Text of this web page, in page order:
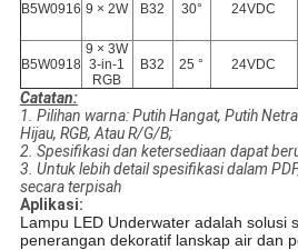
B5W0916 9 × 2W B32 30° 24VDC
B5W0918
9 × 3W
3-in-1
RGB
B32 25 ° 24VDC
Catatan:
1. Pilihan warna: Putih Hangat, Putih
Hijau, RGB, Atau R/G/B;
2. Spesifikasi dan ketersediaan dapat
3. Untuk lebih detail spesifikasi dalam
secara terpisah
Aplikasi:
Lampu LED Underwater adalah solusi
penerangan dekoratif lanskap air dan